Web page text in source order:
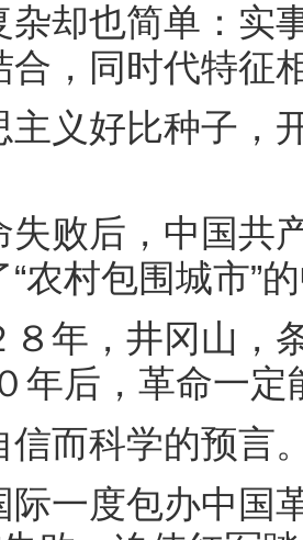
也简单：实事
合，同时代特征
义好比种子，
后，中国共产
农村包围城市”
，井冈山，条
年后，革命一定
而科学的预言
度包办中国革